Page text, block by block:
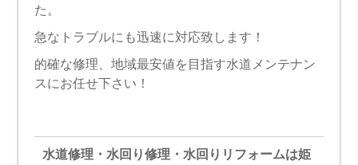
た。
急なトラブルにも迅速に対応致します！
的確な修理、地域最安値を目指す水道メンテナン
スにお任せ下さい！
水道修理・水回り修理・水回りリフォームは姫